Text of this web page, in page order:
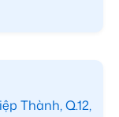
Thành, Q.12,